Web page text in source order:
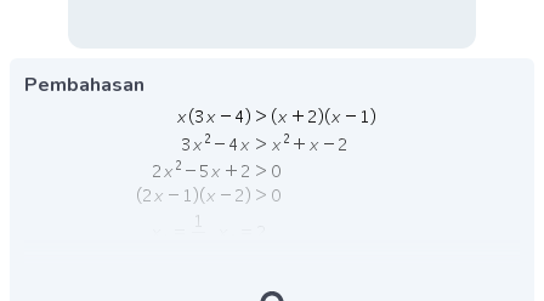
Pembahasan